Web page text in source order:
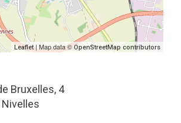
Leaflet| Map data ©OpenStreetMap contributors
Bruxelles, 4